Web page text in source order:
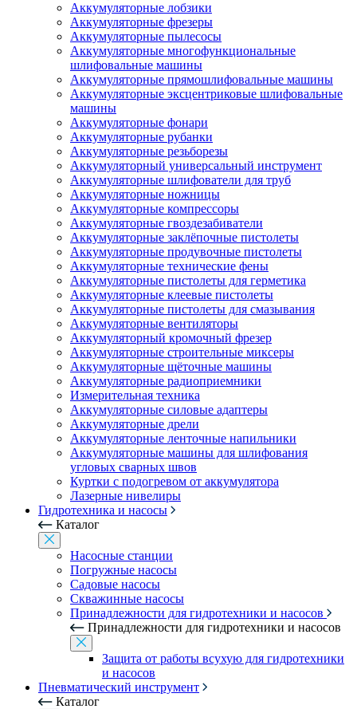
Аккумуляторные лобзики
Аккумуляторные фрезеры
Аккумуляторные пылесосы
Аккумуляторные многофункциональные
шлифовальные машины
Аккумуляторные прямошлифовальные машины
Аккумуляторные эксцентриковые шлифовальные
машины
Аккумуляторные фонари
Аккумуляторные рубанки
Аккумуляторные резьборезы
Аккумуляторный универсальный инструмент
Аккумуляторные шлифователи для труб
Аккумуляторные ножницы
Аккумуляторные компрессоры
Аккумуляторные гвоздезабиватели
Аккумуляторные заклёпочные пистолеты
Аккумуляторные продувочные пистолеты
Аккумуляторные технические фены
Аккумуляторные пистолеты для герметика
Аккумуляторные клеевые пистолеты
Аккумуляторные пистолеты для смазывания
Аккумуляторные вентиляторы
Аккумуляторный кромочный фрезер
Аккумуляторные строительные миксеры
Аккумуляторные щёточные машины
Аккумуляторные радиоприемники
Измерительная техника
Аккумуляторные силовые адаптеры
Аккумуляторные дрели
Аккумуляторные ленточные напильники
Аккумуляторные машины для шлифования
угловых сварных швов
Куртки с подогревом от аккумулятора
Лазерные нивелиры
Гидротехника и насосы
Каталог
Насосные станции
Погружные насосы
Садовые насосы
Скважинные насосы
Принадлежности для гидротехники и насосов
Принадлежности для гидротехники и насосов
Защита от работы всухую для гидротехники
и насосов
Пневматический инструмент
Каталог